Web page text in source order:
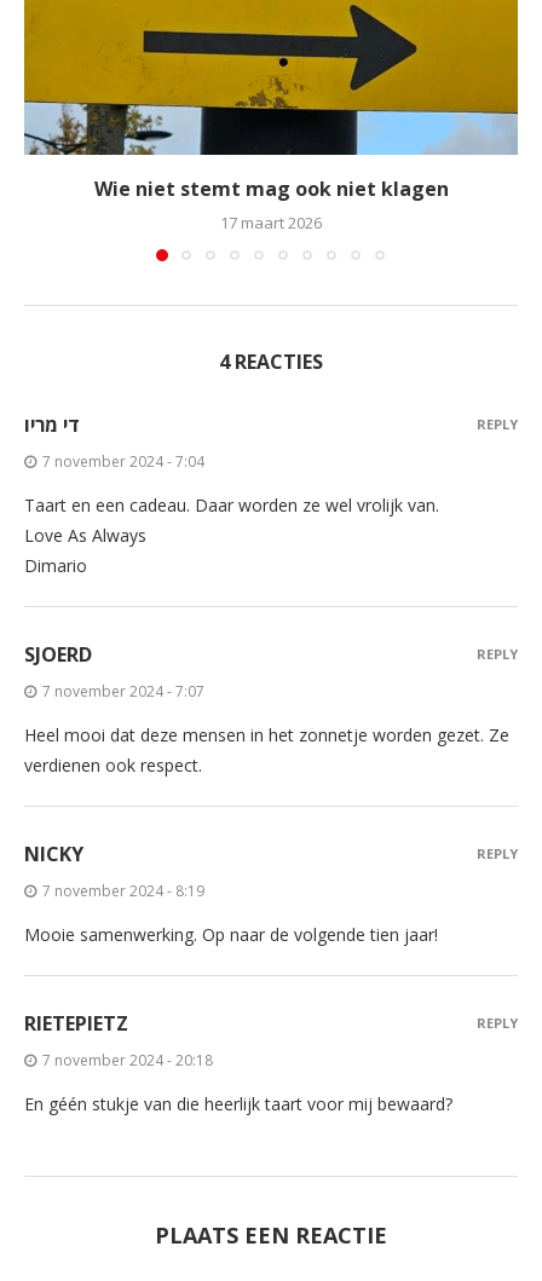
Wie niet stemt mag ook niet klagen
17 maart 2026
4 REACTIES
די מריו
7 november 2024 - 7:04
Taart en een cadeau. Daar worden ze wel vrolijk van.
Love As Always
Dimario
REPLY
SJOERD
7 november 2024 - 7:07
Heel mooi dat deze mensen in het zonnetje worden gezet. Ze
verdienen ook respect.
REPLY
NICKY
7 november 2024 - 8:19
Mooie samenwerking. Op naar de volgende tien jaar!
REPLY
RIETEPIETZ
7 november 2024 - 20:18
En géén stukje van die heerlijk taart voor mij bewaard?
REPLY
PLAATS EEN REACTIE